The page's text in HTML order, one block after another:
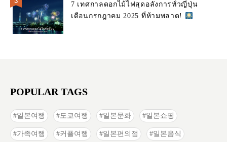
7 เทศกาลดอกไม้ไฟสุดอลังการทั่วญี่ปุ่น
เดือนกรกฎาคม 2025 ที่ห้ามพลาด!
POPULAR TAGS
일본여행 도쿄여행 일본문화 일본쇼핑
가족여행 커플여행 일본편의점 일본음식